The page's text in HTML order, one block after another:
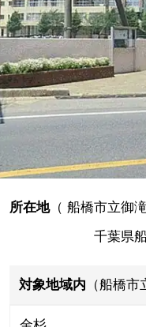
所在地（ 船橋市立御
千葉県
対象地域内 （船橋市